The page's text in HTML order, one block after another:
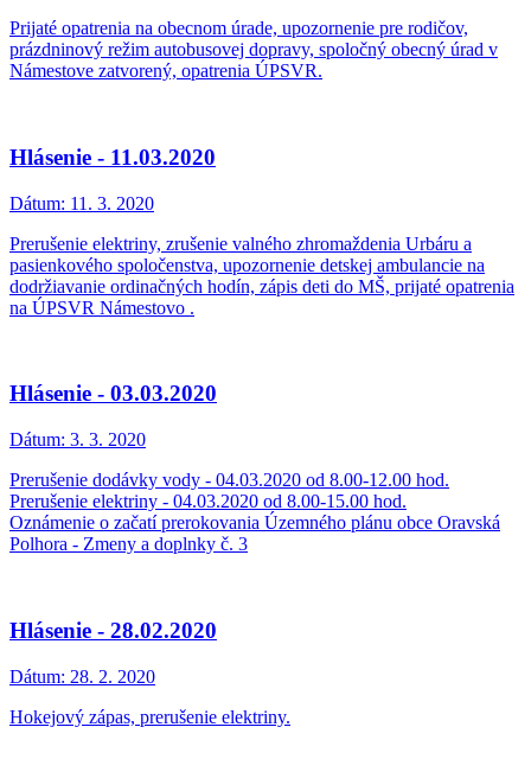
Prijaté opatrenia na obecnom úrade, upozornenie pre rodičov,
prázdninový režim autobusovej dopravy, spoločný obecný úrad v
Námestove zatvorený, opatrenia ÚPSVR.
Hlásenie - 11.03.2020
Dátum: 11. 3. 2020
Prerušenie elektriny, zrušenie valného zhromaždenia Urbáru a
pasienkového spoločenstva, upozornenie detskej ambulancie na
dodržiavanie ordinačných hodín, zápis deti do MŠ, prijaté opatrenia
na ÚPSVR Námestovo .
Hlásenie - 03.03.2020
Dátum: 3. 3. 2020
Prerušenie dodávky vody - 04.03.2020 od 8.00-12.00 hod.
Prerušenie elektriny - 04.03.2020 od 8.00-15.00 hod.
Oznámenie o začatí prerokovania Územného plánu obce Oravská
Polhora - Zmeny a doplnky č. 3
Hlásenie - 28.02.2020
Dátum: 28. 2. 2020
Hokejový zápas, prerušenie elektriny.